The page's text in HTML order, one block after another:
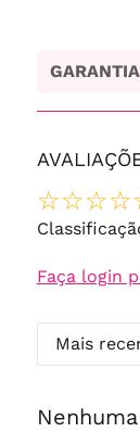
GARANTIA
☆☆☆☆
Faça login
Mais